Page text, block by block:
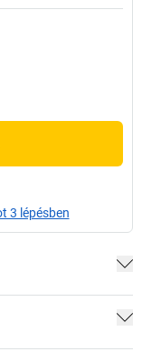
3 lépésben